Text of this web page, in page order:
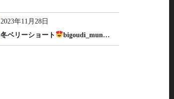
2023年11月28日
冬ベリーショート
bigoudi_mun…